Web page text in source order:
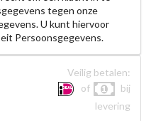
tegen onze
U kunt hiervoor
Persoonsgegevens.
Veilig betalen:
of
bij
levering